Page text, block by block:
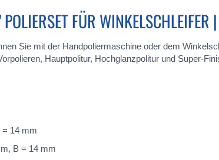
FÜR
Sie mit der Handpoliermaschine oder dem
Hauptpolitur, Hochglanzpolitur und Super-
= 14 mm
B = 14 mm